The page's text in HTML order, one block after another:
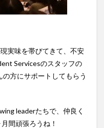
実味を帯びてきて、不安
Servicesのスタッフの
方にサポートしてもらう
leaderたちで、仲良く
間頑張ろうね！